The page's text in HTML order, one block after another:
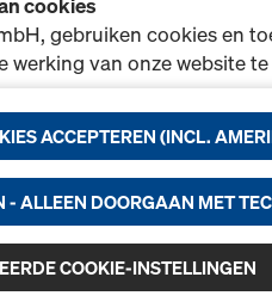
17.00gebruiken cookies en
werking van onze website
van onze
cookies),
in de Doka online
cookies) of
als gebruiker geschikte
ACCEPTEREN (INCL.
- ALLEEN DOORGAAN MET
COOKIE-INSTELLINGEN